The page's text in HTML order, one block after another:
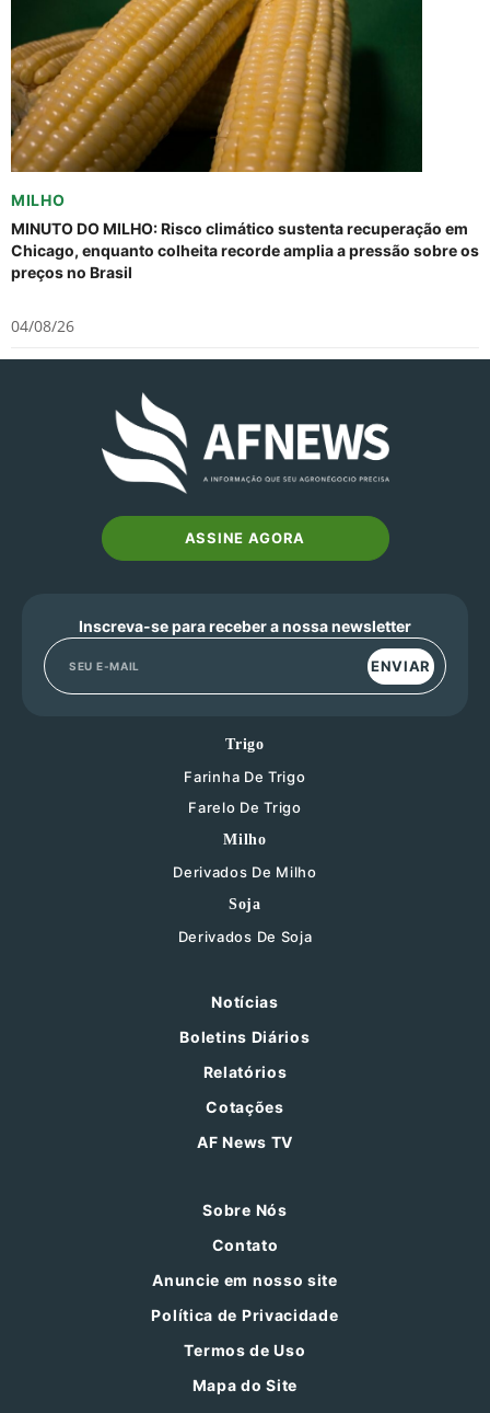
MILHO
MINUTO DO MILHO: Risco climático sustenta recuperação em
Chicago, enquanto colheita recorde amplia a pressão sobre os
preços no Brasil
04/08/26
ASSINE AGORA
Inscreva-se para receber a nossa newsletter
ENVIAR
Trigo
Farinha De Trigo
Farelo De Trigo
Milho
Derivados De Milho
Soja
Derivados De Soja
Notícias
Boletins Diários
Relatórios
Cotações
AF News TV
Sobre Nós
Contato
Anuncie em nosso site
Política de Privacidade
Termos de Uso
Mapa do Site